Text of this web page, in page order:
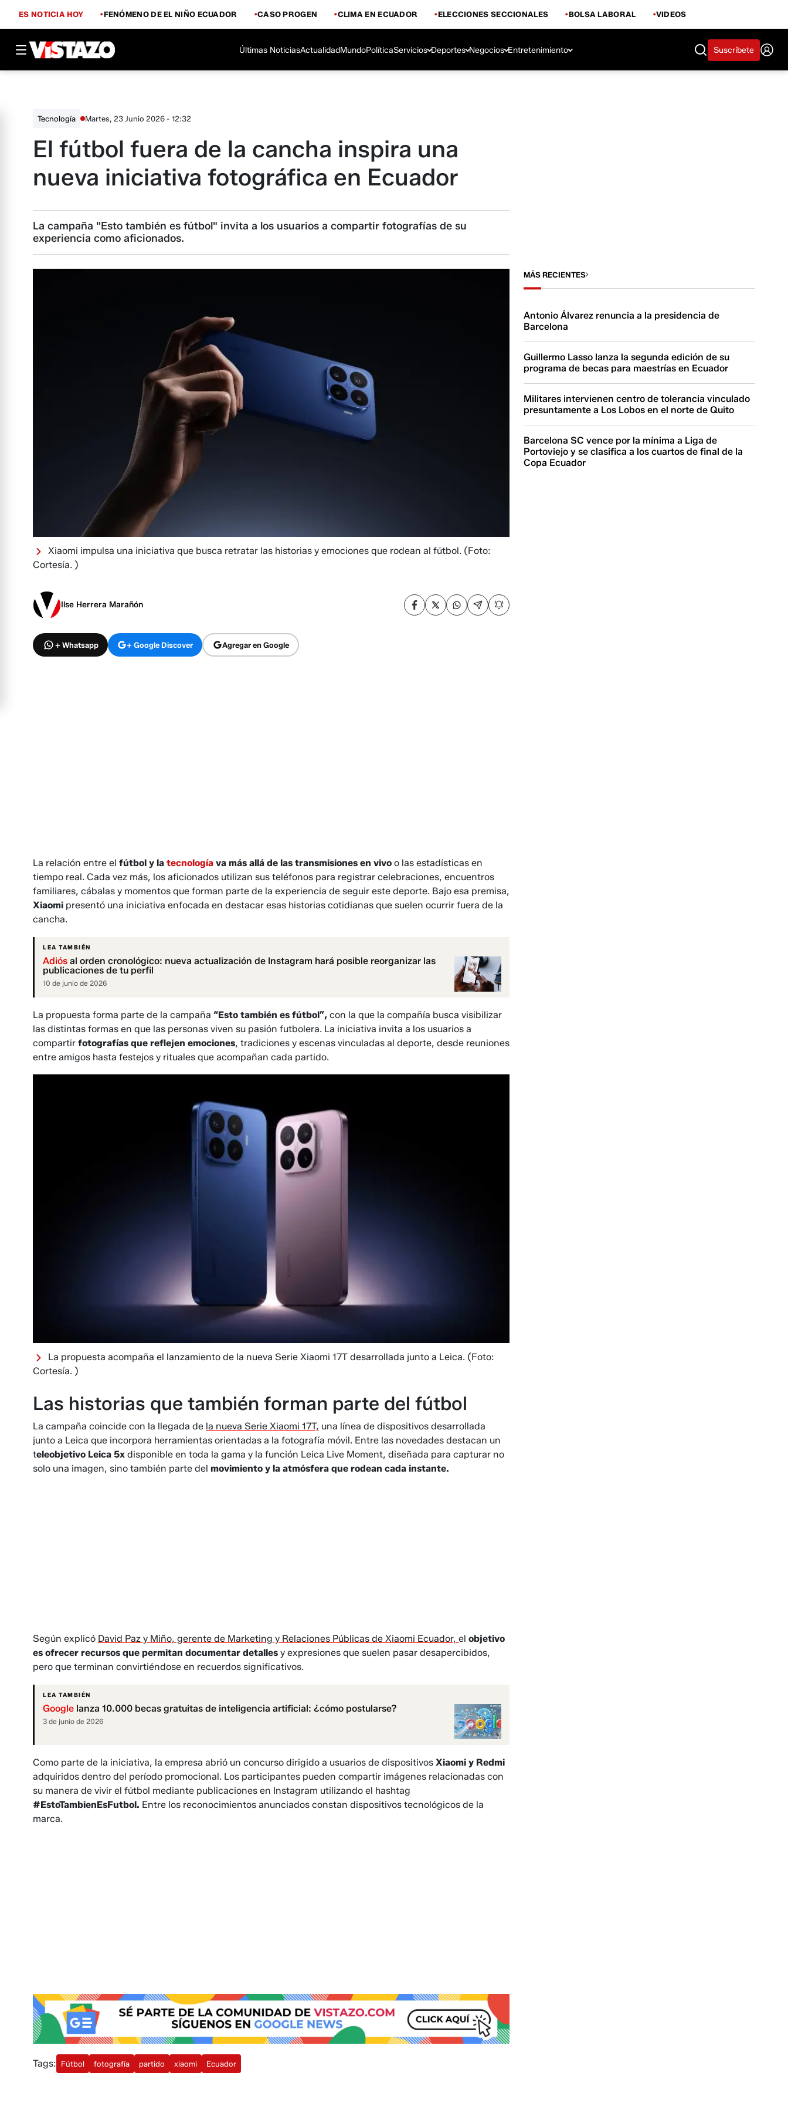
ES NOTICIA HOY FENÓMENO DE EL NIÑO ECUADOR CASO PROGEN CLIMA EN ECUADOR ELECCIONES SECCIONALES BOLSA LABORAL VIDEOS
Últimas NoticiasActualidadMundoPolíticaServicios Deportes Negocios Entretenimiento Suscríbete
Tecnología Martes, 23 Junio 2026 - 12:32
El fútbol fuera de la cancha inspira una
nueva iniciativa fotográfica en Ecuador
La campaña "Esto también es fútbol" invita a los usuarios a compartir fotografías de su
experiencia como aficionados.
Xiaomi impulsa una iniciativa que busca retratar las historias y emociones que rodean al fútbol. (Foto:
Cortesía. )
Ilse Herrera Marañón
+ Whatsapp + Google Discover Agregar en Google
La relación entre el fútbol y la tecnología va más allá de las transmisiones en vivo o las estadísticas en
tiempo real. Cada vez más, los aficionados utilizan sus teléfonos para registrar celebraciones, encuentros
familiares, cábalas y momentos que forman parte de la experiencia de seguir este deporte. Bajo esa premisa,
Xiaomi presentó una iniciativa enfocada en destacar esas historias cotidianas que suelen ocurrir fuera de la
cancha.
LEA TAMBIÉN
Adiós al orden cronológico: nueva actualización de Instagram hará posible reorganizar las
publicaciones de tu perfil
10 de junio de 2026
La propuesta forma parte de la campaña “Esto también es fútbol”, con la que la compañía busca visibilizar
las distintas formas en que las personas viven su pasión futbolera. La iniciativa invita a los usuarios a
compartir fotografías que reflejen emociones, tradiciones y escenas vinculadas al deporte, desde reuniones
entre amigos hasta festejos y rituales que acompañan cada partido.
La propuesta acompaña el lanzamiento de la nueva Serie Xiaomi 17T desarrollada junto a Leica. (Foto:
Cortesía. )
Las historias que también forman parte del fútbol
La campaña coincide con la llegada de la nueva Serie Xiaomi 17T, una línea de dispositivos desarrollada
junto a Leica que incorpora herramientas orientadas a la fotografía móvil. Entre las novedades destacan un
teleobjetivo Leica 5x disponible en toda la gama y la función Leica Live Moment, diseñada para capturar no
solo una imagen, sino también parte del movimiento y la atmósfera que rodean cada instante.
Según explicó David Paz y Miño, gerente de Marketing y Relaciones Públicas de Xiaomi Ecuador, el objetivo
es ofrecer recursos que permitan documentar detalles y expresiones que suelen pasar desapercibidos,
pero que terminan convirtiéndose en recuerdos significativos.
LEA TAMBIÉN
Google lanza 10.000 becas gratuitas de inteligencia artificial: ¿cómo postularse?
3 de junio de 2026
Como parte de la iniciativa, la empresa abrió un concurso dirigido a usuarios de dispositivos Xiaomi y Redmi
adquiridos dentro del período promocional. Los participantes pueden compartir imágenes relacionadas con
su manera de vivir el fútbol mediante publicaciones en Instagram utilizando el hashtag
#EstoTambienEsFutbol. Entre los reconocimientos anunciados constan dispositivos tecnológicos de la
marca.
Tags: Fútbol fotografía partido xiaomi Ecuador
MÁS RECIENTES
Antonio Álvarez renuncia a la presidencia de
Barcelona
Guillermo Lasso lanza la segunda edición de su
programa de becas para maestrías en Ecuador
Militares intervienen centro de tolerancia vinculado
presuntamente a Los Lobos en el norte de Quito
Barcelona SC vence por la mínima a Liga de
Portoviejo y se clasifica a los cuartos de final de la
Copa Ecuador